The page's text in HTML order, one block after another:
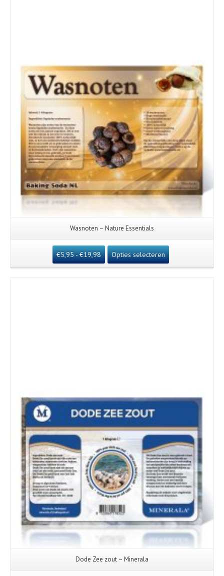
Wasnoten – Nature Essentials
€5,95- €19,98 Opties selecteren
Dode Zee zout – Minerala